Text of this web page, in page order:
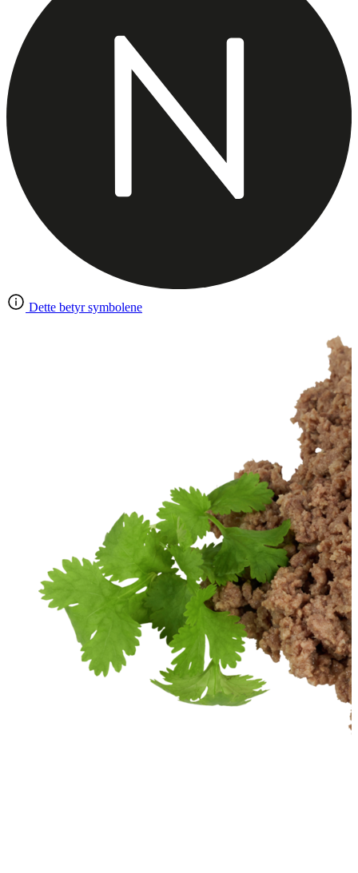
Dette betyr symbolene